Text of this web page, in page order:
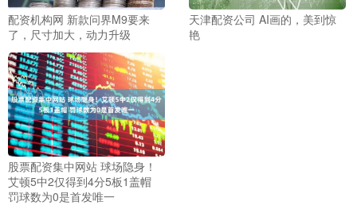
配资机构网 新款问界M9要来
了，尺寸加大，动力升级
天津配资公司 AI画的，美到惊
艳
股票配资集中网站 球场隐身！
艾顿5中2仅得到4分5板1盖帽
罚球数为0是首发唯一